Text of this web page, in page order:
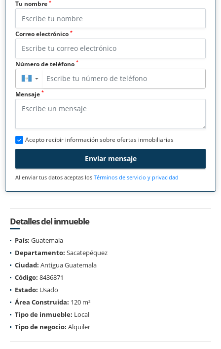
Tu nombre *
Correo electrónico *
Número de teléfono *
▼
Mensaje *
Acepto recibir información sobre ofertas inmobiliarias
Enviar mensaje
Al enviar tus datos aceptas los Términos de servicio y privacidad
Detalles del inmueble
País: Guatemala
Departamento: Sacatepéquez
Ciudad: Antigua Guatemala
Código: 8436871
Estado: Usado
Área Construida: 120 m²
Tipo de inmueble: Local
Tipo de negocio: Alquiler